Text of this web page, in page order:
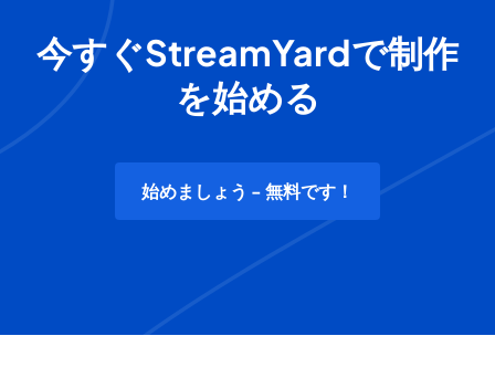
今すぐStreamYardで制作
を始める
始めましょう - 無料です！